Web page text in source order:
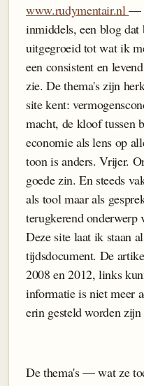
www.rudymentair.nl—
inmiddels, een blog dat
uitgegroeid tot wat ik
een consistent en
zie. De thema's zijn
site kent:
macht, de kloof tussen
economie als lens op
toon is anders. Vrijer.
goede zin. En steeds
als tool maar als
terugkerend onderwerp
Deze site laat ik staan
tijdsdocument. De
2008 en 2012, links
informatie is niet meer
erin gesteld worden
De thema's — wat ze